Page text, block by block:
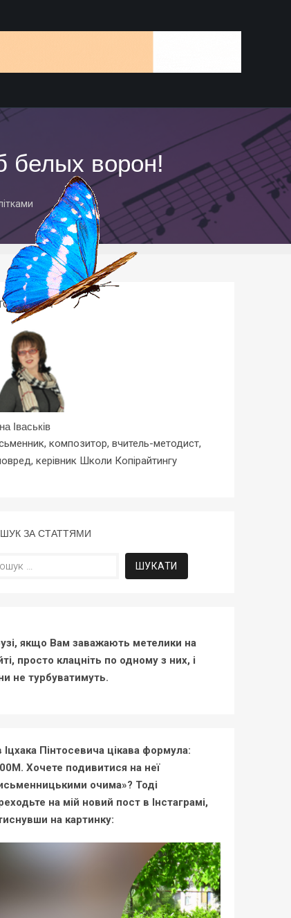
белых ворон!
СТАТТІ
Іваськів
композитор, вчитель-методист,
керівник Школи Копірайтингу
ЗА СТАТТЯМИ
якщо Вам заважають метелики на
просто клацніть по одному з них, і
не турбуватимуть.
Іцхака Пінтосевича цікава формула:
Хочете подивитися на неї
очима»? Тоді
на мій новий пост в Інстаграмі,
на картинку: